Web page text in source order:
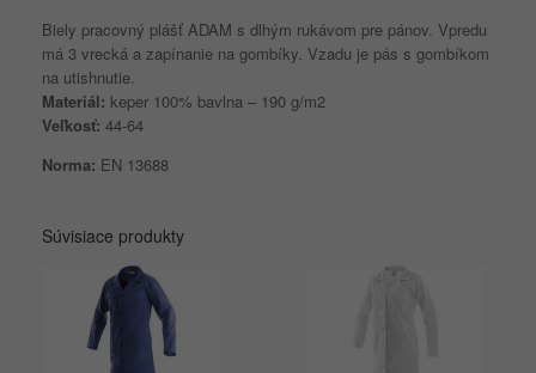
Biely pracovný plášť ADAM s dlhým rukávom pre pánov. Vpredu
má 3 vrecká a zapínanie na gombíky. Vzadu je pás s gombíkom
na utishnutie.
Materiál: keper 100% bavlna – 190 g/m2
Veľkosť: 44-64
Norma: EN 13688
Súvisiace produkty